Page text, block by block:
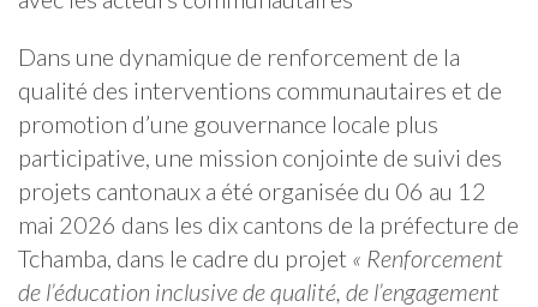
Dans une dynamique de renforcement de la
qualité des interventions communautaires et de
promotion d’une gouvernance locale plus
participative, une mission conjointe de suivi des
projets cantonaux a été organisée du 06 au 12
mai 2026 dans les dix cantons de la préfecture de
Tchamba, dans le cadre du projet « Renforcement
de l’éducation inclusive de qualité, de l’engagement